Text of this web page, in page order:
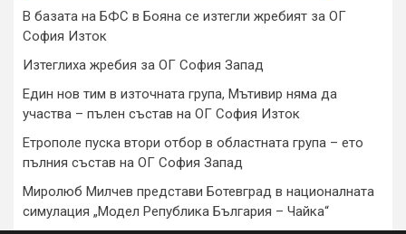
В базата на БФС в Бояна се изтегли жребият за ОГ
София Изток
Изтеглиха жребия за ОГ София Запад
Един нов тим в източната група, Мътивир няма да
участва – пълен състав на ОГ София Изток
Етрополе пуска втори отбор в областната група – ето
пълния състав на ОГ София Запад
Миролюб Милчев представи Ботевград в националната
симулация „Модел Република България – Чайка“